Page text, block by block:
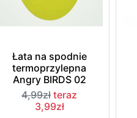
Łata na spodnie
termoprzylepna
Angry BIRDS 02
4,99zł teraz
3,99zł